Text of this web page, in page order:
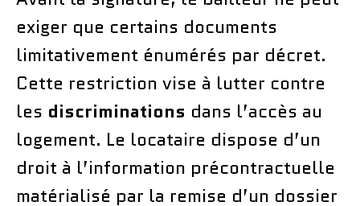
exiger que certains documents
limitativement énumérés par décret.
Cette restriction vise à lutter contre
les discriminations dans l’accès au
logement. Le locataire dispose d’un
droit à l’information précontractuelle
matérialisé par la remise d’un dossier